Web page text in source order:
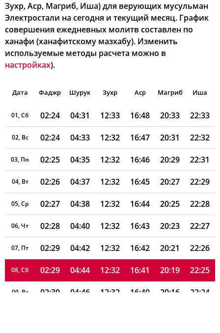
Зухр, Аср, Магриб, Иша) для верующих мусульман
Электростали на сегодня и текущий месяц. График
совершения ежедневных молитв составлен по
ханафи (ханафитскому мазхабу). Изменить
используемые методы расчета можно в
настройках).
Дата Фаджр Шурук Зухр Аср Магриб Иша
01, Сб 02:24 04:31 12:33 16:48 20:33 22:33
02, Вс 02:24 04:33 12:32 16:47 20:31 22:32
03, Пн 02:25 04:35 12:32 16:46 20:29 22:31
04, Вт 02:26 04:37 12:32 16:45 20:27 22:29
05, Ср 02:27 04:38 12:32 16:44 20:25 22:28
06, Чт 02:28 04:40 12:32 16:43 20:23 22:27
07, Пт 02:29 04:42 12:32 16:42 20:21 22:26
08, Сб 02:29 04:44 12:32 16:41 20:19 22:25
09, Вс 02:30 04:46 12:32 16:40 20:16 22:24